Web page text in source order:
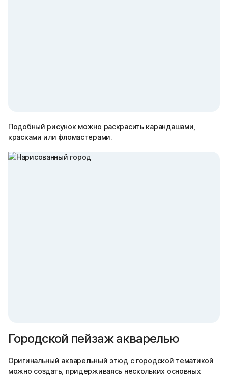
Подобный рисунок можно раскрасить карандашами,
красками или фломастерами.
Городской пейзаж акварелью
Оригинальный акварельный этюд с городской тематикой
можно создать, придерживаясь нескольких основных